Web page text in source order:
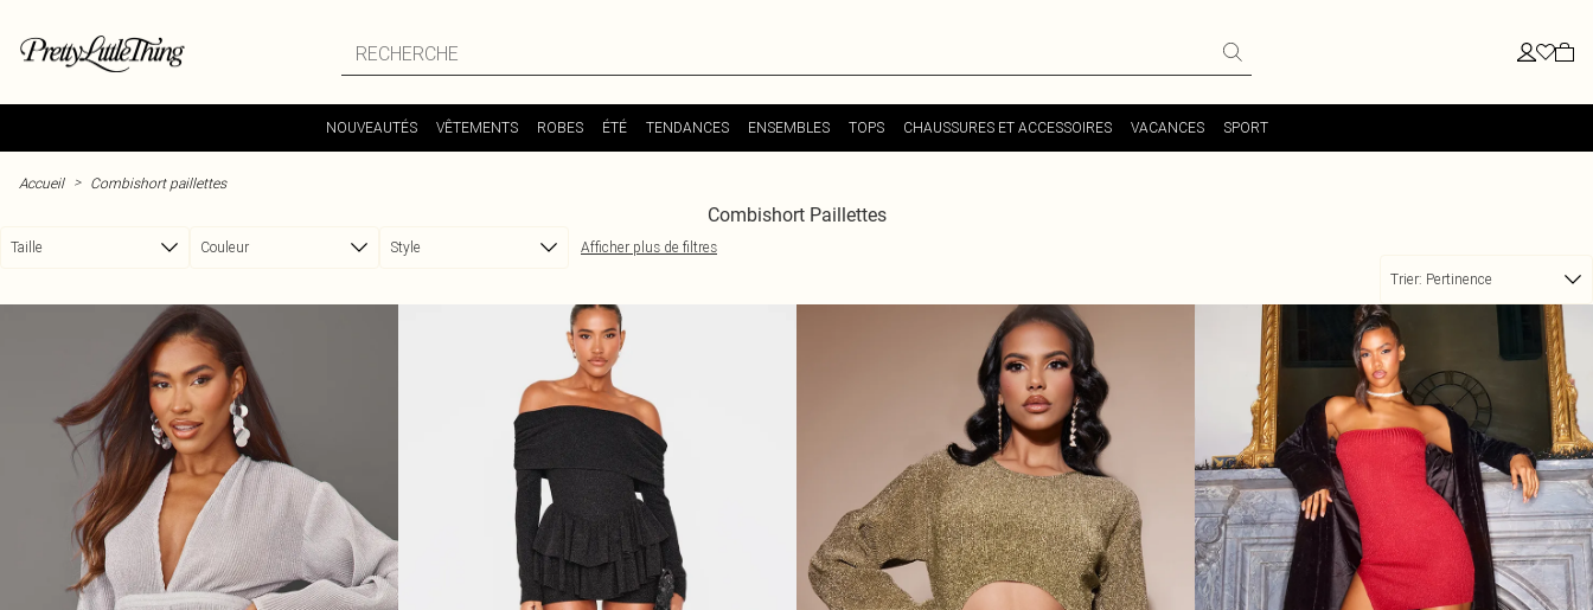
NOUVEAUTÉS VÊTEMENTS ROBES ÉTÉ TENDANCES ENSEMBLES TOPS CHAUSSURES ET ACCESSOIRES VACANCES SPORT
Accueil > Combishort paillettes
Combishort Paillettes
Taille Couleur Style
Afficher plus de filtres
Trier: Pertinence